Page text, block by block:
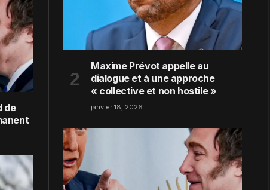
de
Maxime Prévot appelle au
dialogue et à une approche
« collective et non hostile »
janvier 18, 2026